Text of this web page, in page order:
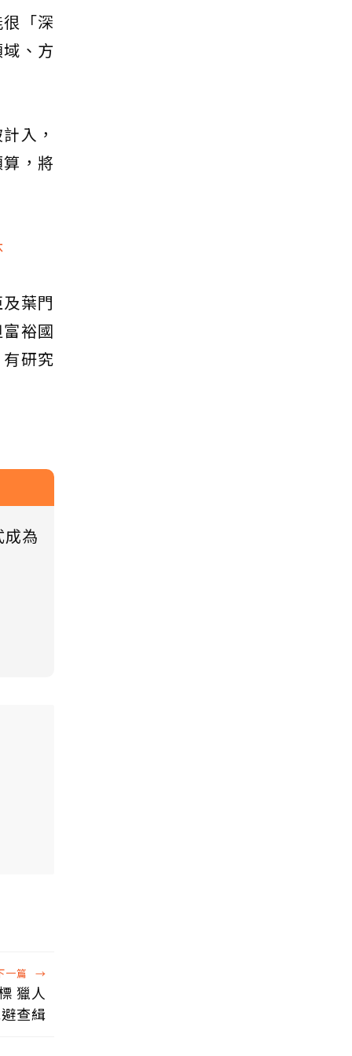
「深
、方
入，
，將
葉門
裕國
研究
為
一篇 →
獵人
查緝